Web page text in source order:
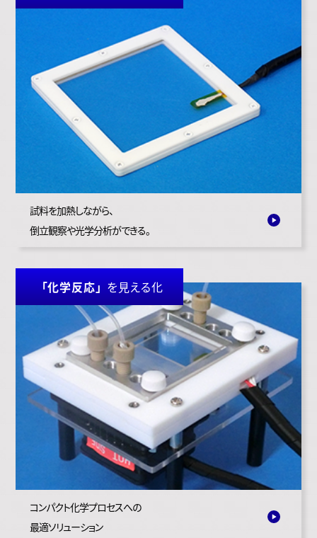
試料を加熱しながら、
倒立観察や光学分析ができる。
「化学反応」 を見える化
コンパクト化学プロセスへの
最適ソリューション